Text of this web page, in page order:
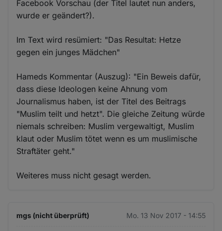
Facebook Vorschau (der Titel lautet nun anders,
wurde er geändert?).
Im Text wird resümiert: "Das Resultat: Hetze
gegen ein junges Mädchen"
Hameds Kommentar (Auszug): "Ein Beweis dafür,
dass diese Ideologen keine Ahnung vom
Journalismus haben, ist der Titel des Beitrags
"Muslim teilt und hetzt". Die gleiche Zeitung würde
niemals schreiben: Muslim vergewaltigt, Muslim
klaut oder Muslim tötet wenn es um muslimische
Straftäter geht."
Weiteres muss nicht gesagt werden.
mgs (nicht überprüft) Mo. 13 Nov 2017 - 14:55